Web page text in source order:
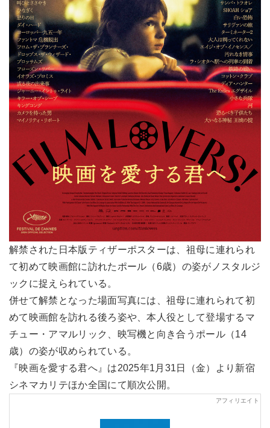
解禁された日本版ティザーポスターは、祖母に連れられ
て初めて映画館に訪れたポール（6歳）の姿がノスタルジ
ックに捉えられている。
併せて解禁となった場面写真には、祖母に連れられて初
めて映画館を訪れる後ろ姿や、本人役として登場するマ
チュー・アマルリック、映写機と向き合うポール（14
歳）の姿が収められている。
『映画を愛する君へ』は2025年1月31日（金）より新宿
シネマカリテほか全国にて順次公開。